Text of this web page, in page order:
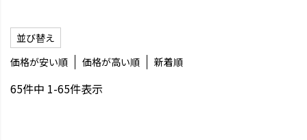
並び替え
価格が安い順
価格が高い順 新着順
65件中 1-65件表示